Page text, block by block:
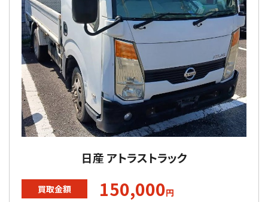
日産 アトラストラック
買取金額 150,000円